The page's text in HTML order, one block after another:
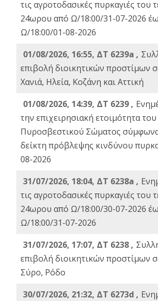
τις αγροτοδασικές πυρκαγιές του
24ωρου από Ω/18:00/31-07-2026
Ω/18:00/01-08-2026
01/08/2026, 16:55, ΔΤ 6239a ,
επιβολή διοικητικών προστίμων
Χανιά, Ηλεία, Κοζάνη και Αττική
01/08/2026, 14:39, ΔΤ 6239 ,
την επιχειρησιακή ετοιμότητα του
Πυροσβεστικού Σώματος
δείκτη πρόβλεψης κινδύνου
08-2026
31/07/2026, 18:04, ΔΤ 6238a ,
τις αγροτοδασικές πυρκαγιές του
24ωρου από Ω/18:00/30-07-2026
Ω/18:00/31-07-2026
31/07/2026, 17:07, ΔΤ 6238 ,
επιβολή διοικητικών προστίμων
Σύρο, Ρόδο
30/07/2026, 21:32, ΔΤ 6273d ,